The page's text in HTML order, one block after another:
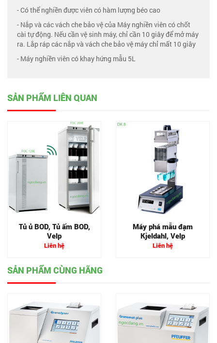
- Có thể nghiền được viên có hàm lượng béo cao
- Nắp và các vách che bảo vệ của Máy nghiền viên có chốt
cài tự động. Nếu cần vệ sinh máy, chỉ cần 10 giây để mở máy
ra. Lắp ráp các nắp và vách che bảo vệ máy chỉ mất 10 giây
- Máy nghiền viên có khay hứng mẫu 5L
SẢN PHẨM LIÊN QUAN
Tủ ủ BOD, Tủ ấm BOD,
Velp
Liên hệ
Máy phá mẫu đạm
Kjeldahl, Velp
Liên hệ
SẢN PHẨM CÙNG HÃNG